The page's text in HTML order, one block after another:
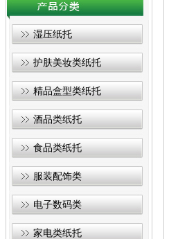
湿压纸托
护肤美妆类纸托
精品盒型类纸托
酒品类纸托
食品类纸托
服装配饰类
电子数码类
家电类纸托